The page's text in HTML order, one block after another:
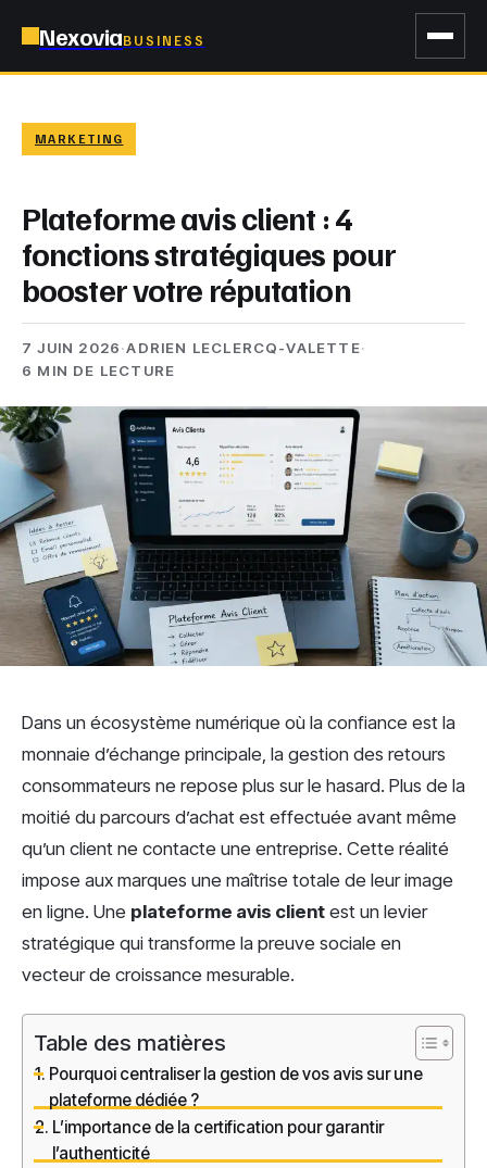
NexoviaBUSINESS
MARKETING
Plateforme avis client : 4
fonctions stratégiques pour
booster votre réputation
7 JUIN 2026·ADRIEN LECLERCQ-VALETTE·
6 MIN DE LECTURE
Dans un écosystème numérique où la confiance est la
monnaie d’échange principale, la gestion des retours
consommateurs ne repose plus sur le hasard. Plus de la
moitié du parcours d’achat est effectuée avant même
qu’un client ne contacte une entreprise. Cette réalité
impose aux marques une maîtrise totale de leur image
en ligne. Une plateforme avis client est un levier
stratégique qui transforme la preuve sociale en
vecteur de croissance mesurable.
Table des matières
Pourquoi centraliser la gestion de vos avis sur une
plateforme dédiée ?
L’importance de la certification pour garantir
l’authenticité